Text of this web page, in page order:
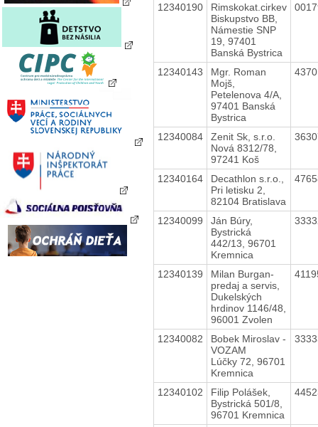
12340190
Rimskokat.cirkev
Biskupstvo BB,
Námestie SNP
19, 97401
Banská Bystrica
12340143
Mgr. Roman
Mojš,
Petelenova 4/A,
97401 Banská
Bystrica
12340084
Zenit Sk, s.r.o.
Nová 8312/78,
97241 Koš
12340164
Decathlon s.r.o.,
Pri letisku 2,
82104 Bratislava
12340099
Ján Búry,
Bystrická
442/13, 96701
Kremnica
12340139
Milan Burgan-
predaj a servis,
Dukelských
hrdinov 1146/48,
96001 Zvolen
12340082
Bobek Miroslav -
VOZAM
Lúčky 72, 96701
Kremnica
12340102
Filip Polášek,
Bystrická 501/8,
96701 Kremnica